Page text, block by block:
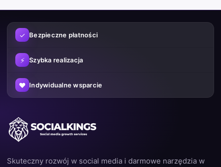
✓ Bezpieczne płatności
⚡ Szybka realizacja
♥ Indywidualne wsparcie
Skuteczny rozwój w social media i darmowe narzędzia w